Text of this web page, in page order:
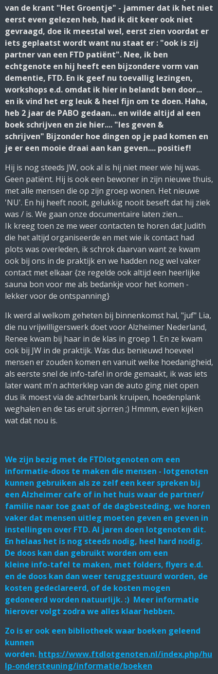
van de krant "Het Groentje" - jammer dat ik het niet
eerst even gelezen heb, had ik dit keer ook niet
gevraagd, doe ik meestal wel, eerst zien voordat er
iets geplaatst wordt want nu staat er : "ook is zij
partner van een FTD patiënt". Nee, ik ben
echtgenote en hij heeft een bijzondere vorm van
dementie, FTD. En ik geef nu toevallig lezingen,
workshops e.d. omdat ik hier in belandt ben door...
en ik vind het erg leuk & heel fijn om te doen. Haha,
heb 2 jaar de PABO gedaan... en wilde altijd al een
boek schrijven en zie hier.... "les geven &
schrijven" Bijzonder hoe dingen op je pad komen en
je er een mooie draai aan kan geven.... positief!
Hij is nog steeds JW, ook al is hij niet meer wie hij was.
Geen patiënt. Hij is ook een bewoner in zijn nieuwe thuis,
met alle mensen die op zijn groep wonen. Het nieuwe
'NU'. En hij heeft nooit, gelukkig nooit beseft dat hij ziek
was / is. We gaan onze documentaire laten zien....
Ik kreeg toen ze me weer contacten te horen dat Judith
die het altijd organiseerde en met wie ik contact had
plots was overleden, ik schrok daarvan want ze kwam
ook bij ons in de praktijk en we hadden nog wel vaker
contact met elkaar {ze regelde ook altijd een heerlijke
sauna bon voor me als bedankje voor het komen -
lekker voor de ontspanning}
Ik werd al welkom geheten bij binnenkomst hal, "juf" Lia,
die nu vrijwilligerswerk doet voor Alzheimer Nederland,
Renee kwam bij haar in de klas in groep 1. En ze kwam
ook bij JW in de praktijk. Was dus benieuwd hoeveel
mensen er zouden komen en vanuit welke hoedanigheid,
als eerste snel de info-tafel in orde gemaakt, ik was iets
later want m'n achterklep van de auto ging niet open
dus ik moest via de achterbank kruipen, hoedenplank
weghalen en de tas eruit sjorren ;) Hmmm, even kijken
wat dat nou is.
We zijn bezig met de FTDlotgenoten om een
informatie-doos te maken die mensen - lotgenoten
kunnen gebruiken als ze zelf een keer spreken bij
een Alzheimer cafe of in het huis waar de partner/
familie naar toe gaat of de dagbesteding, we horen
vaker dat mensen uitleg moeten geven en geven in
instellingen over FTD. Al jaren doen lotgenoten dit.
En helaas het is nog steeds nodig, heel hard nodig.
De doos kan dan gebruikt worden om een
kleine info-tafel te maken, met folders, flyers e.d.
en de doos kan dan weer teruggestuurd worden, de
kosten gedeclareerd, of de kosten mogen
gedoneerd worden natuurlijk. :) Meer informatie
hierover volgt zodra we alles klaar hebben.
Zo is er ook een bibliotheek waar boeken geleend
kunnen
worden. https://www.ftdlotgenoten.nl/index.php/hu
lp-ondersteuning/informatie/boeken